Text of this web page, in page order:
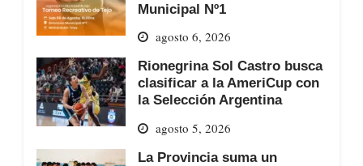
Municipal Nº1
agosto 6, 2026
Rionegrina Sol Castro busca
clasificar a la AmeriCup con
la Selección Argentina
agosto 5, 2026
La Provincia suma un